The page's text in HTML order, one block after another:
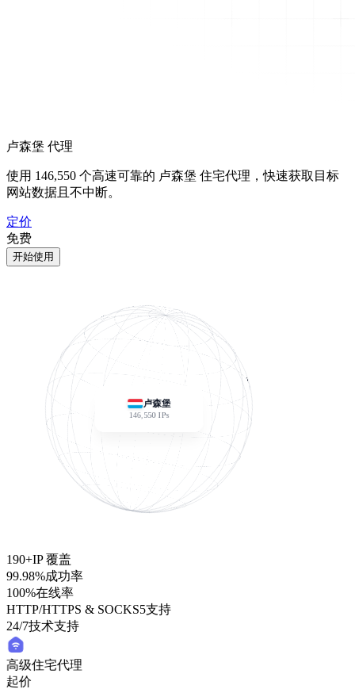
卢森堡 代理
使用 146,550 个高速可靠的 卢森堡 住宅代理，快速获取目标
网站数据且不中断。
定价
免费
开始使用
卢森堡
146,550IPs
190+IP 覆盖
99.98%成功率
100%在线率
HTTP/HTTPS & SOCKS5支持
24/7技术支持
高级住宅代理
起价